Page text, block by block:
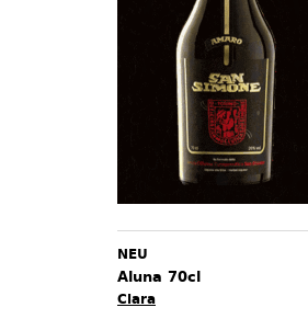
NEU
Aluna 70cl
Clara